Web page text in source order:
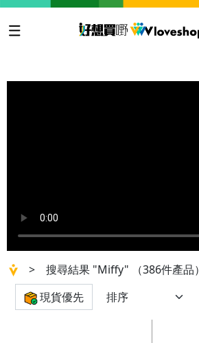
> 搜尋結果 "Miffy" （386件產品）
現貨優先